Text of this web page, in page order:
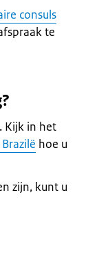
consuls
te
Kijk in het
hoe u
zijn, kunt u